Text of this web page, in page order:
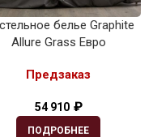
белье Graphite
Allure Grass Евро
Предзаказ
54 910 ₽
ПОДРОБНЕЕ